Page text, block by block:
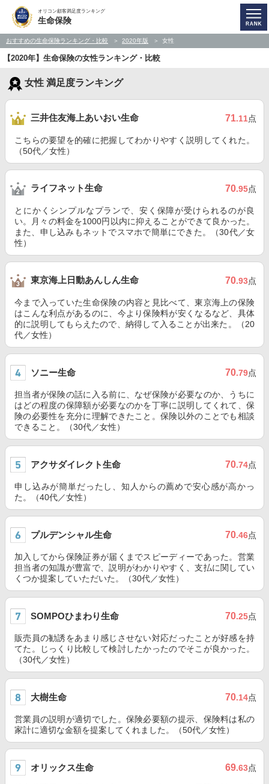
オリコン顧客満足度ランキング
生命保険
おすすめの生命保険ランキング・比較 2020年版 女性
【2020年】生命保険の女性ランキング・比較
女性 満足度ランキング
三井住友海上あいおい生命 71.11点
こちらの要望を的確に把握してわかりやすく説明してくれた。
（50代／女性）
ライフネット生命 70.95点
とにかくシンプルなプランで、安く保障が受けられるのが良
い。月々の料金を1000円以内に抑えることができて良かった。
また、申し込みもネットでスマホで簡単にできた。（30代／女
性）
東京海上日動あんしん生命 70.93点
今まで入っていた生命保険の内容と見比べて、東京海上の保険
はこんな利点があるのに、今より保険料が安くなるなど、具体
的に説明してもらえたので、納得して入ることが出来た。（20
代／女性）
ソニー生命 70.79点
担当者が保険の話に入る前に、なぜ保険が必要なのか、うちに
はどの程度の保障額が必要なのかを丁寧に説明してくれて、保
険の必要性を充分に理解できたこと。保険以外のことでも相談
できること。（30代／女性）
アクサダイレクト生命 70.74点
申し込みが簡単だったし、知人からの薦めで安心感が高かっ
た。（40代／女性）
プルデンシャル生命 70.46点
加入してから保険証券が届くまでスピーディーであった。営業
担当者の知識が豊富で、説明がわかりやすく、支払に関してい
くつか提案していただいた。（30代／女性）
SOMPOひまわり生命 70.25点
販売員の勧誘をあまり感じさせない対応だったことが好感を持
てた。じっくり比較して検討したかったのでそこが良かった。
（30代／女性）
大樹生命 70.14点
営業員の説明が適切でした。保険必要額の提示、保険料は私の
家計に適切な金額を提案してくれました。（50代／女性）
オリックス生命 69.63点